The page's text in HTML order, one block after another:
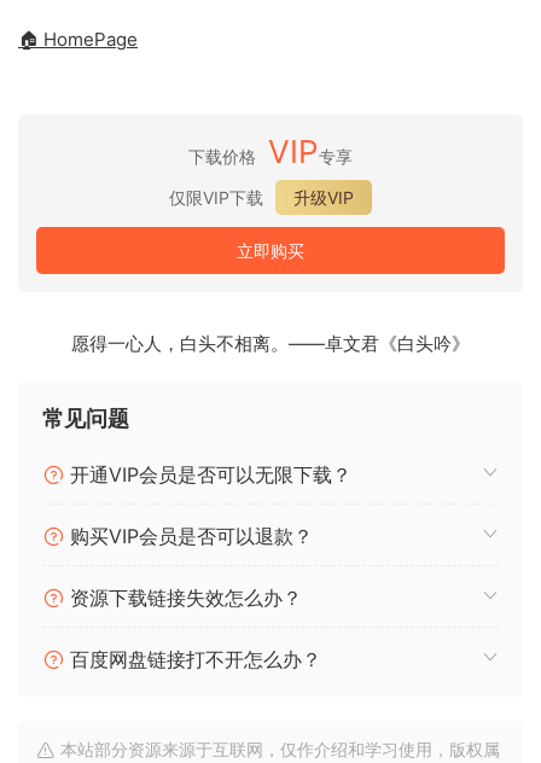
🏠 HomePage
下载价格 VIP专享
仅限VIP下载
升级VIP
立即购买
愿得一心人，白头不相离。——卓文君《白头吟》
常见问题
开通VIP会员是否可以无限下载？
购买VIP会员是否可以退款？
资源下载链接失效怎么办？
百度网盘链接打不开怎么办？
本站部分资源来源于互联网，仅作介绍和学习使用，版权属